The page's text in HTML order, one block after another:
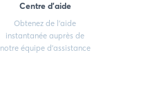
Centre d'aide
Obtenez de l'aide
instantanée auprès de
notre équipe d'assistance